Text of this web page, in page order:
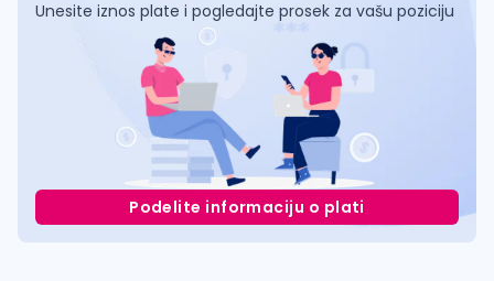
Unesite iznos plate i pogledajte prosek za vašu poziciju
Podelite informaciju o plati